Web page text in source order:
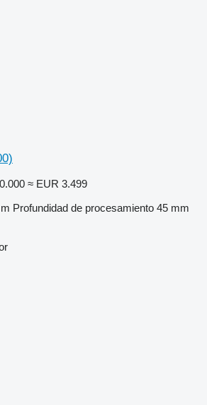
≈ EUR 3.499
Profundidad de procesamiento 45 mm